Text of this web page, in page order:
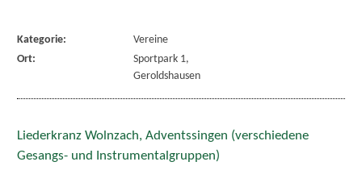
Kategorie:
Vereine
Ort:
Sportpark 1,
Geroldshausen
Liederkranz Wolnzach, Adventssingen (verschiedene
Gesangs- und Instrumentalgruppen)